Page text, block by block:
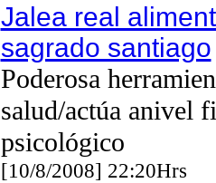
Jalea real
sagrado santiago
Poderosa
salud/actúa anivel
psicológico
[10/8/2008] 22:20Hrs